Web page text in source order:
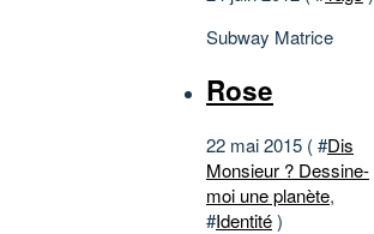
Subway Matrice
Rose
22 mai 2015 ( #Dis
Monsieur ? Dessine-
moi une planète,
#Identité)